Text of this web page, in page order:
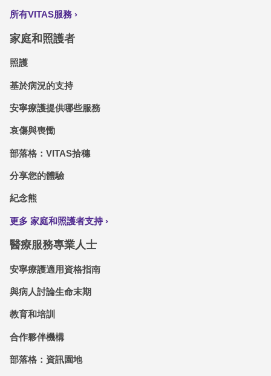
所有VITAS服務
家庭和照護者
照護
基於病況的支持
安寧療護提供哪些服務
哀傷與喪慟
部落格：VITAS拾穗
分享您的體驗
紀念熊
更多 家庭和照護者支持
醫療服務專業人士
安寧療護適用資格指南
與病人討論生命末期
教育和培訓
合作夥伴機構
部落格：資訊園地